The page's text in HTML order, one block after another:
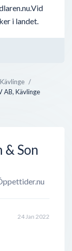
Kävlinge
AB, Kävlinge
i landet.
& Son
24 Jan 2022